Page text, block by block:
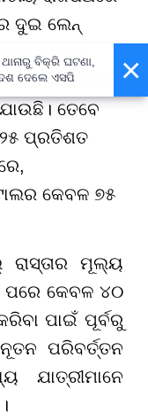
ଦୁଇ ଲେନ୍
ଆଠ ଲେନ୍
ତେବେ
ପ୍ରତିଶତ
କେବଳ ୭୫
ମୂଲ୍ୟ
ପରେ କେବଳ ୪୦
ପାଇଁ ପୂର୍ବରୁ
ପରିବର୍ତ୍ତନ
ଯାତ୍ରୀମାନେ
×
ବିକ୍ରି ଘଟଣା,
ଦେଲେ ଏସପି